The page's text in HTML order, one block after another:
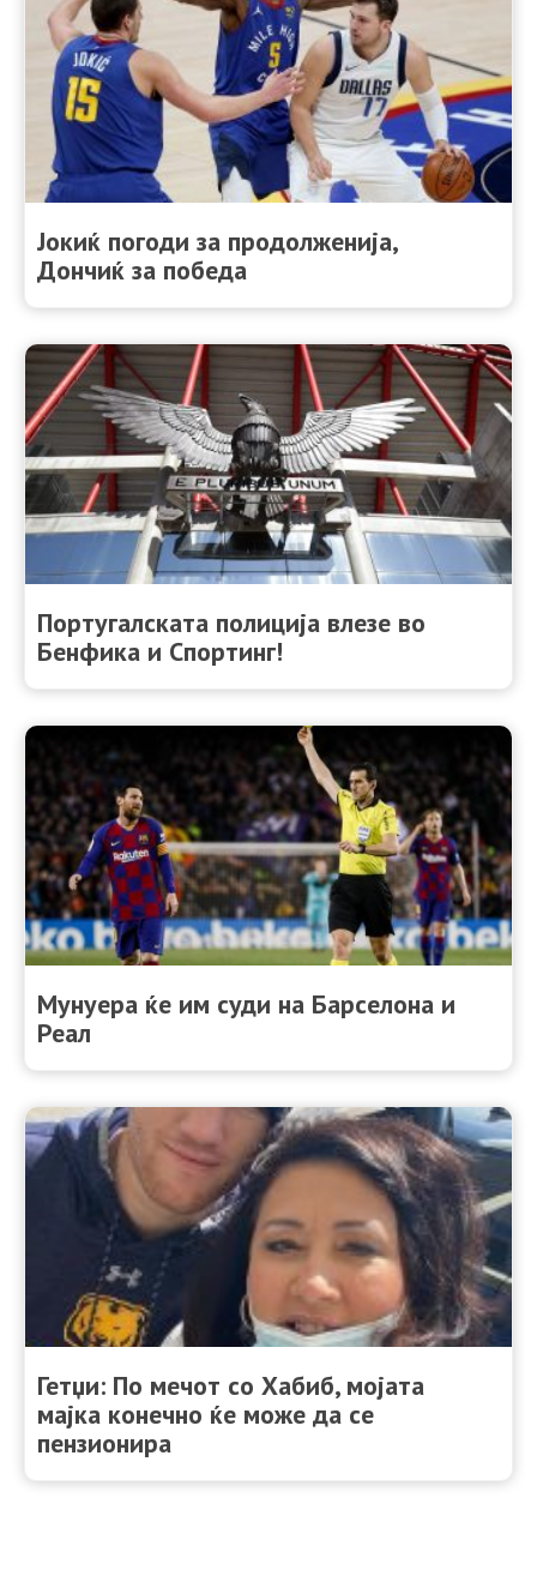
Јокиќ погоди за продолженија,
Дончиќ за победа
Португалската полиција влезе во
Бенфика и Спортинг!
Мунуера ќе им суди на Барселона и
Реал
Гетџи: По мечот со Хабиб, мојата
мајка конечно ќе може да се
пензионира